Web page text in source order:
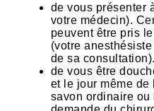
de vous présenter
votre médecin).
peuvent être pris
(votre
de sa consultation).
de vous être
et le jour même
savon ordinaire ou